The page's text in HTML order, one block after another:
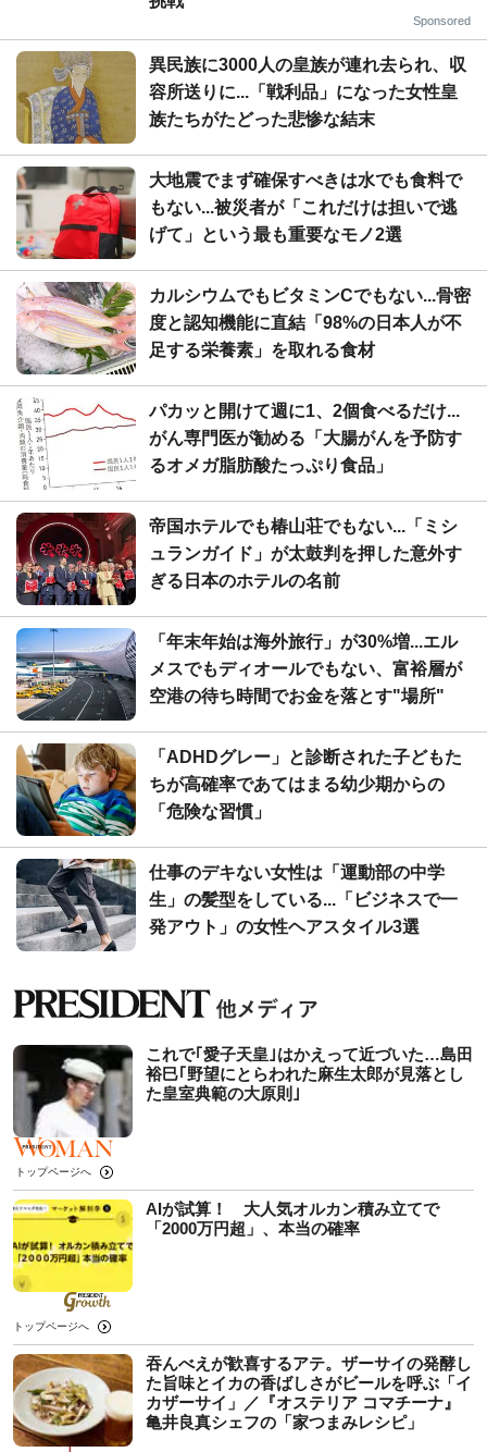
Sponsored
異民族に3000人の皇族が連れ去られ、収
容所送りに...「戦利品」になった女性皇
族たちがたどった悲惨な結末
大地震でまず確保すべきは水でも食料で
もない...被災者が「これだけは担いで逃
げて」という最も重要なモノ2選
カルシウムでもビタミンCでもない...骨密
度と認知機能に直結「98%の日本人が不
足する栄養素」を取れる食材
パカッと開けて週に1、2個食べるだけ...
がん専門医が勧める「大腸がんを予防す
るオメガ脂肪酸たっぷり食品」
帝国ホテルでも椿山荘でもない...「ミシ
ュランガイド」が太鼓判を押した意外す
ぎる日本のホテルの名前
「年末年始は海外旅行」が30%増...エル
メスでもディオールでもない、富裕層が
空港の待ち時間でお金を落とす"場所"
「ADHDグレー」と診断された子どもた
ちが高確率であてはまる幼少期からの
「危険な習慣」
仕事のデキない女性は「運動部の中学
生」の髪型をしている...「ビジネスで一
発アウト」の女性ヘアスタイル3選
これで｢愛子天皇｣はかえって近づいた…島田
裕巳｢野望にとらわれた麻生太郎が見落とし
た皇室典範の大原則｣
トップページへ
AIが試算！ 大人気オルカン積み立てで
「2000万円超」、本当の確率
トップページへ
吞んべえが歓喜するアテ。ザーサイの発酵し
た旨味とイカの香ばしさがビールを呼ぶ「イ
カザーサイ」／『オステリア コマチーナ』
⻲井良真シェフの「家つまみレシピ」